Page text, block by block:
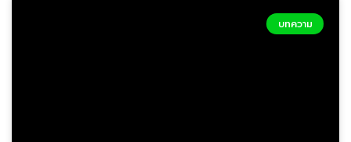
บทความ